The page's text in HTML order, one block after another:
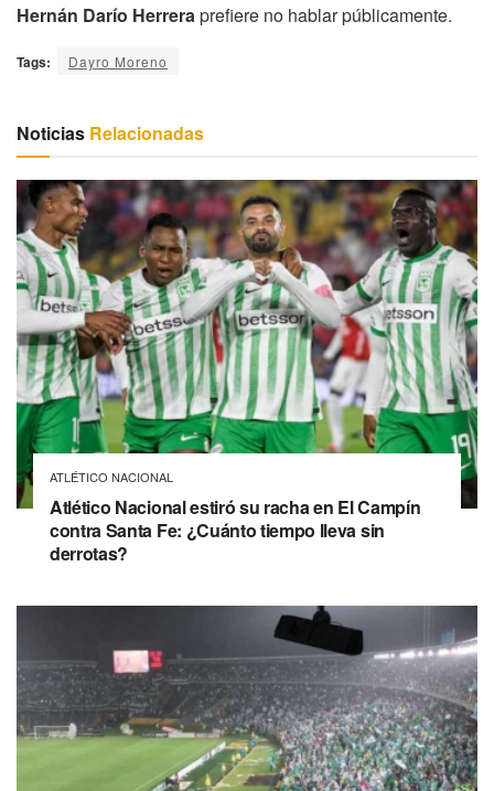
Hernán Darío Herrera prefiere no hablar públicamente.
Tags: Dayro Moreno
Noticias Relacionadas
ATLÉTICO NACIONAL
Atlético Nacional estiró su racha en El Campín
contra Santa Fe: ¿Cuánto tiempo lleva sin
derrotas?